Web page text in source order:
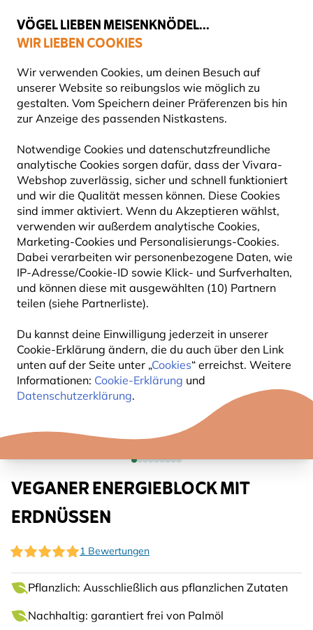
VÖGEL LIEBEN MEISENKNÖDEL...
WIR LIEBEN COOKIES
Wir verwenden Cookies, um deinen Besuch auf
unserer Website so reibungslos wie möglich zu
gestalten. Vom Speichern deiner Präferenzen bis hin
zur Anzeige des passenden Nistkastens.
Notwendige Cookies und datenschutzfreundliche
analytische Cookies sorgen dafür, dass der Vivara-
Webshop zuverlässig, sicher und schnell funktioniert
und wir die Qualität messen können. Diese Cookies
sind immer aktiviert. Wenn du Akzeptieren wählst,
verwenden wir außerdem analytische Cookies,
Marketing-Cookies und Personalisierungs-Cookies.
Dabei verarbeiten wir personenbezogene Daten, wie
IP-Adresse/Cookie-ID sowie Klick- und Surfverhalten,
und können diese mit ausgewählten (10) Partnern
teilen (siehe Partnerliste).
Du kannst deine Einwilligung jederzeit in unserer
Cookie-Erklärung ändern, die du auch über den Link
unten auf der Seite unter „Cookies“ erreichst. Weitere
Informationen: Cookie-Erklärung und
Datenschutzerklärung.
Top-bewertet in 11 Ländern
Gratis Versand ab 49 €
Vogelfutter Fettfutter für Vögel
NEU
VEGANER ENERGIEBLOCK MIT
ERDNÜSSEN
1 Bewertungen
Pflanzlich: Ausschließlich aus pflanzlichen Zutaten
Nachhaltig: garantiert frei von Palmöl